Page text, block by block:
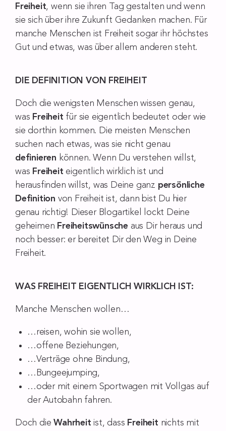
Freiheit, wenn sie ihren Tag gestalten und wenn
sie sich über ihre Zukunft Gedanken machen. Für
manche Menschen ist Freiheit sogar ihr höchstes
Gut und etwas, was über allem anderen steht.
DIE DEFINITION VON FREIHEIT
Doch die wenigsten Menschen wissen genau,
was Freiheit für sie eigentlich bedeutet oder wie
sie dorthin kommen. Die meisten Menschen
suchen nach etwas, was sie nicht genau
definieren können. Wenn Du verstehen willst,
was Freiheit eigentlich wirklich ist und
herausfinden willst, was Deine ganz persönliche
Definition von Freiheit ist, dann bist Du hier
genau richtig! Dieser Blogartikel lockt Deine
geheimen Freiheitswünsche aus Dir heraus und
noch besser: er bereitet Dir den Weg in Deine
Freiheit.
WAS FREIHEIT EIGENTLICH WIRKLICH IST:
Manche Menschen wollen…
…reisen, wohin sie wollen,
…offene Beziehungen,
…Verträge ohne Bindung,
…Bungeejumping,
…oder mit einem Sportwagen mit Vollgas auf
der Autobahn fahren.
Doch dieWahrheit ist, dass Freiheit nichts mit